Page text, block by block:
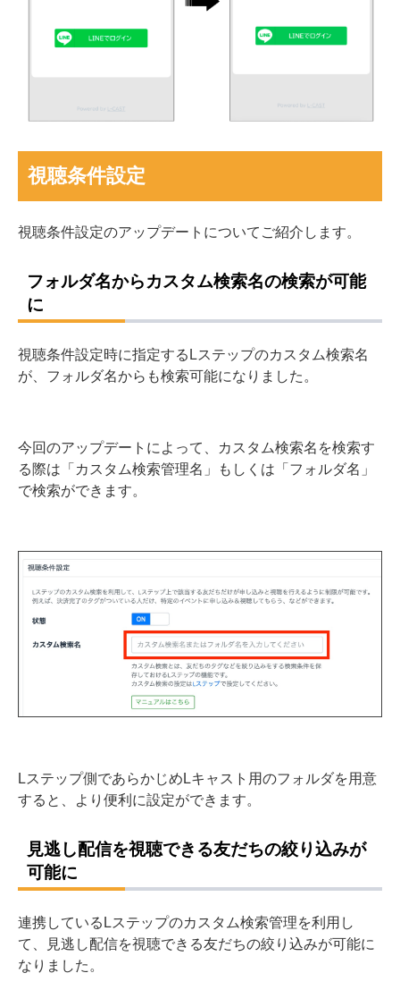
視聴条件設定
視聴条件設定のアップデートについてご紹介します。
フォルダ名からカスタム検索名の検索が可能
に
視聴条件設定時に指定するLステップのカスタム検索名
が、フォルダ名からも検索可能になりました。
今回のアップデートによって、カスタム検索名を検索す
る際は「カスタム検索管理名」もしくは「フォルダ名」
で検索ができます。
Lステップ側であらかじめLキャスト用のフォルダを用意
すると、より便利に設定ができます。
見逃し配信を視聴できる友だちの絞り込みが
可能に
連携しているLステップのカスタム検索管理を利用し
て、見逃し配信を視聴できる友だちの絞り込みが可能に
なりました。